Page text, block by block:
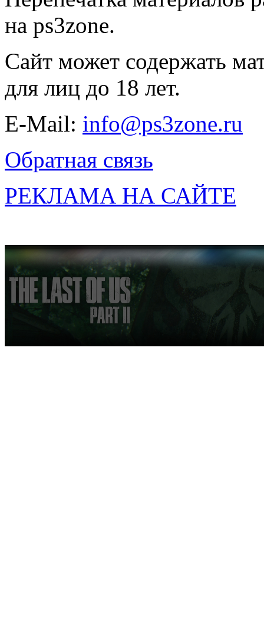
на ps3zone.
Сайт может содержать
для лиц до 18 лет.
E-Mail: info@ps3zone.ru
Обратная связь
РЕКЛАМА НА САЙТЕ